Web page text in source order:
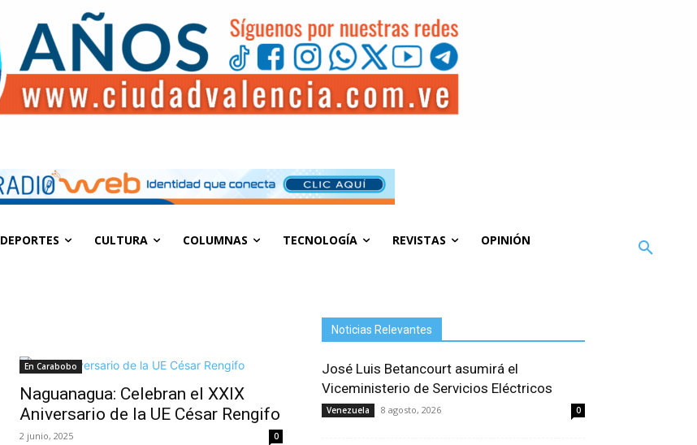
DEPORTES CULTURA COLUMNAS TECNOLOGÍA REVISTAS OPINIÓN
En Carabobo
Naguanagua: Celebran el XXIX
Aniversario de la UE César Rengifo
2 junio, 2025 0
Noticias Relevantes
José Luis Betancourt asumirá el
Viceministerio de Servicios Eléctricos
Venezuela 8 agosto, 2026 0